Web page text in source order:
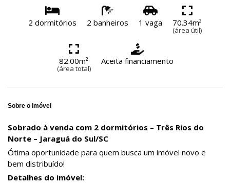
2 dormitórios 2 banheiros 1 vaga 70.34m²
(área útil)
82.00m²
(área total)
Aceita financiamento
Sobre o imóvel
Sobrado à venda com 2 dormitórios – Três Rios do
Norte – Jaraguá do Sul/SC
Ótima oportunidade para quem busca um imóvel novo e
bem distribuído!
Detalhes do imóvel: